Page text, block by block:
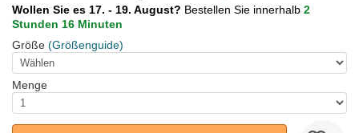
Wollen Sie es 17. - 19. August? Bestellen Sie innerhalb 2
Stunden 16 Minuten
Größe (Größenguide)
Menge